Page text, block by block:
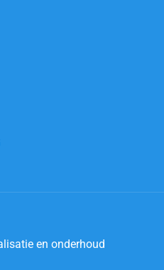
en onderhoud